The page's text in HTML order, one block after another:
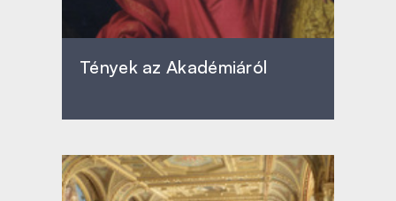
Tények az Akadémiáról